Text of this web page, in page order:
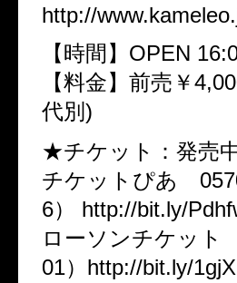
http://
【時間】OPEN
【料金】前売￥
代別)
★チケット：発売中
チケットぴあ
6） http://bit.ly/
ローソンチケット
01）http://bit.ly/